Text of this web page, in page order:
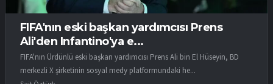
FIFA'nın eski başkan yardımcısı Prens
Ali'den Infantino'ya e...
FIFA'nın Ürdünlü eski başkan yardımcısı Prens Ali bin El Hüseyin, BD
merkezli X şirketinin sosyal medy platformundaki he...